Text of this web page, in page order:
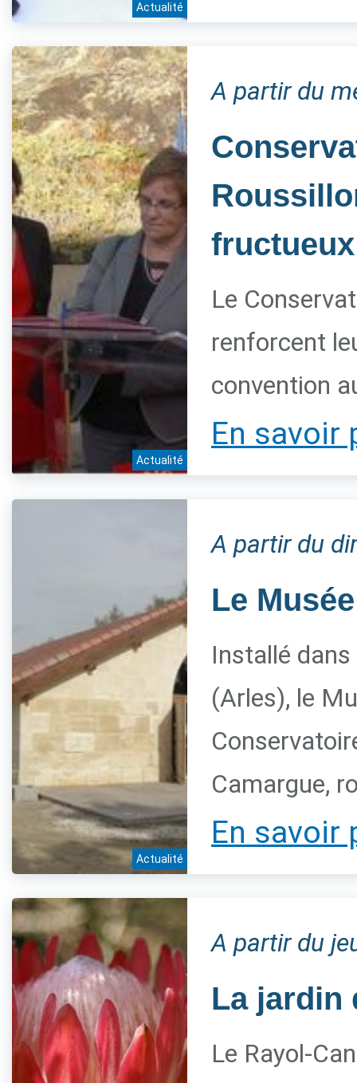
Actualité
Actualité
A partir du
fructueux
Le
renforcent
convention
En savoir
Actualité
A partir du
Le
Installé dans
(Arles), le
Camargue,
En savoir
A partir du
La jardin
Le Rayol-